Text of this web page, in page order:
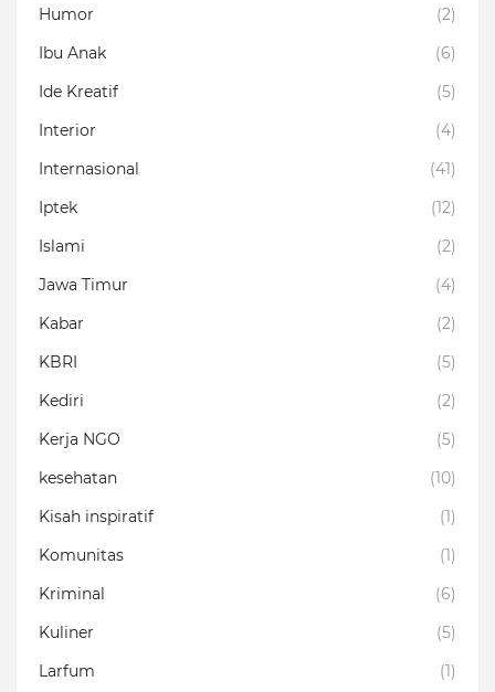
Humor
(2)
Ibu Anak
(6)
Ide Kreatif
(5)
Interior
(4)
Internasional
(41)
Iptek
(12)
Islami
(2)
Jawa Timur
(4)
Kabar
(2)
KBRI
(5)
Kediri
(2)
Kerja NGO
(5)
kesehatan
(10)
Kisah inspiratif
(1)
Komunitas
(1)
Kriminal
(6)
Kuliner
(5)
Larfum
(1)